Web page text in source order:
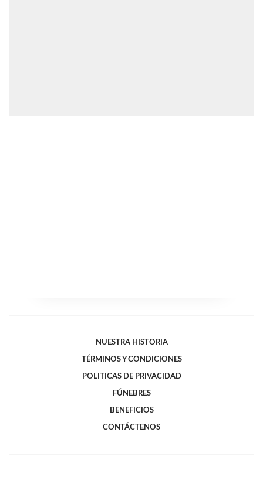
NUESTRA HISTORIA
TÉRMINOS Y CONDICIONES
POLITICAS DE PRIVACIDAD
FÚNEBRES
BENEFICIOS
CONTÁCTENOS